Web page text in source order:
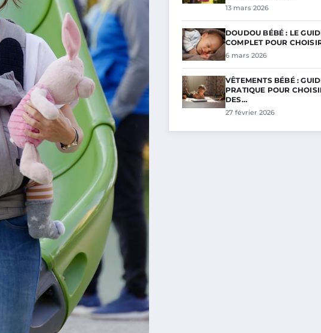
13 mars 2026
DOUDOU BÉBÉ : LE
COMPLET POUR
6 mars 2026
VÊTEMENTS BÉBÉ :
PRATIQUE POUR
DES…
27 février 2026